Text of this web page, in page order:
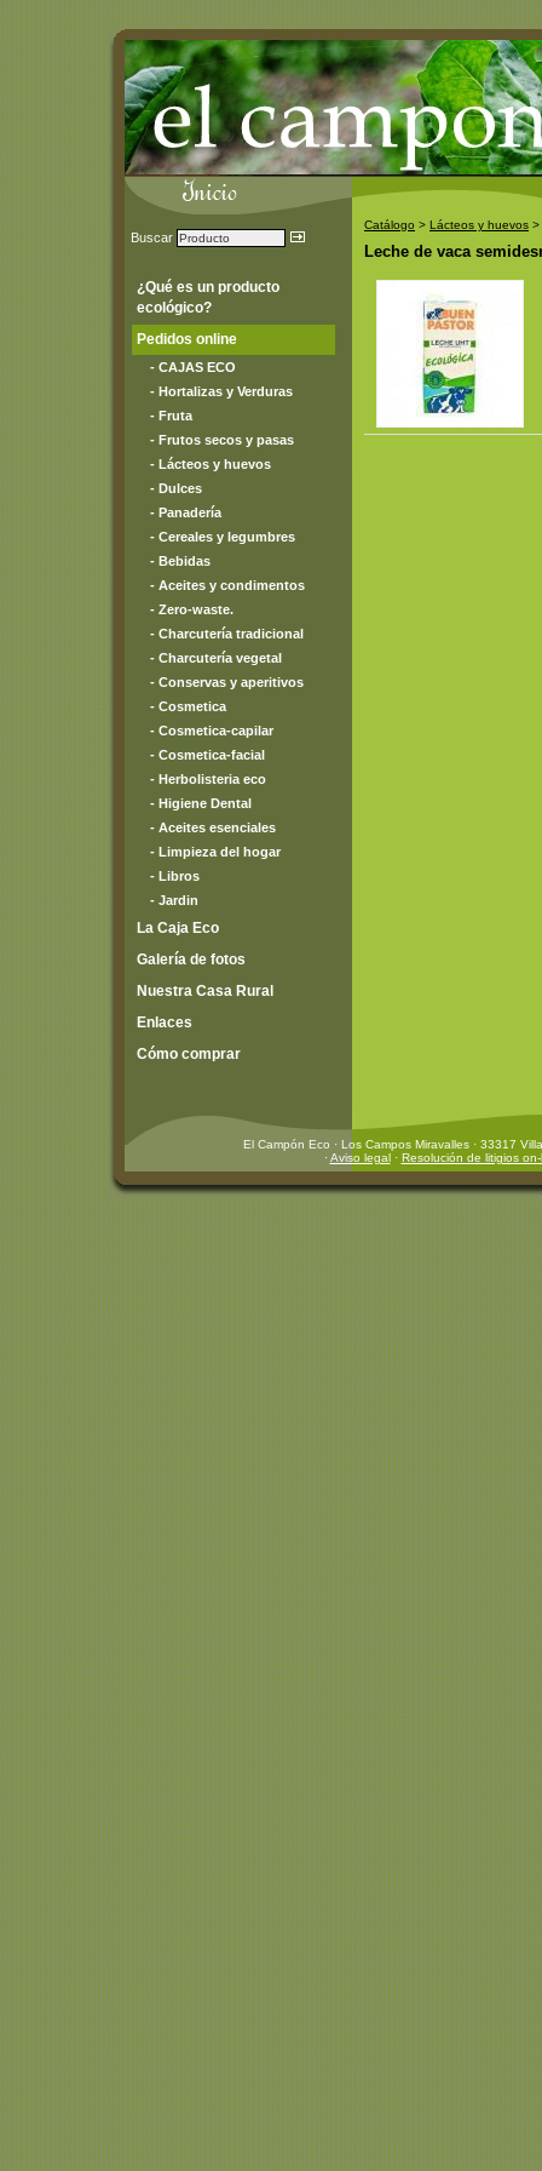
Catálogo > Lácteos y huevos >
Leche de vaca
Buscar
¿Qué es un producto
ecológico?
Pedidos online
- CAJAS ECO
- Hortalizas y Verduras
- Fruta
- Frutos secos y pasas
- Lácteos y huevos
- Dulces
- Panadería
- Cereales y legumbres
- Bebidas
- Aceites y condimentos
- Zero-waste.
- Charcutería tradicional
- Charcutería vegetal
- Conservas y aperitivos
- Cosmetica
- Cosmetica-capilar
- Cosmetica-facial
- Herbolisteria eco
- Higiene Dental
- Aceites esenciales
- Limpieza del hogar
- Libros
- Jardin
La Caja Eco
Galería de fotos
Nuestra Casa Rural
Enlaces
Cómo comprar
El Campón Eco · Los Campos Miravalles · 33317
· Aviso legal· Resolución de litigios